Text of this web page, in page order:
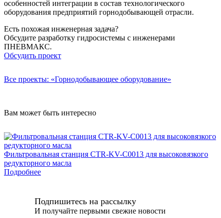
особенностей интеграции в состав технологического
оборудования предприятий горнодобывающей отрасли.
Есть похожая инженерная задача?
Обсудите разработку гидросистемы с инженерами
ПНЕВМАКС.
Обсудить проект
Все проекты: «Горнодобывающее оборудование»
Вам может быть интересно
Фильтровальная станция CTR-KV-C0013 для высоковязкого
редукторного масла
Подробнее
Подпишитесь на рассылку
И получайте первыми свежие новости